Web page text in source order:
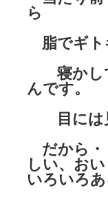
ら
脂でギト
寝かして
んです。
目には見
だから・
しい、お
いろいろ